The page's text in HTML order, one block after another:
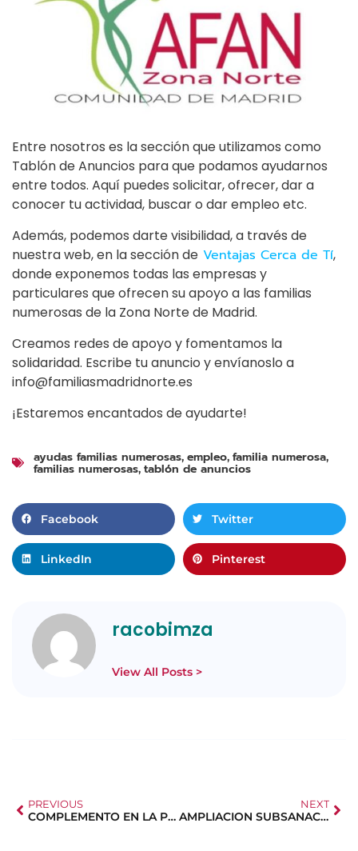
Entre nosotros es la sección que utilizamos como
Tablón de Anuncios para que podamos ayudarnos
entre todos. Aquí puedes solicitar, ofrecer, dar a
conocer tu actividad, buscar o dar empleo etc.
Además, podemos darte visibilidad, a través de
nuestra web, en la sección de Ventajas Cerca de Tí,
donde exponemos todas las empresas y
particulares que ofrecen su apoyo a las familias
numerosas de la Zona Norte de Madrid.
Creamos redes de apoyo y fomentamos la
solidaridad. Escribe tu anuncio y envíanoslo a
info@familiasmadridnorte.es
¡Estaremos encantados de ayudarte!
ayudas familias numerosas, empleo, familia numerosa,
familias numerosas, tablón de anuncios
Facebook Twitter
LinkedIn Pinterest
racobimza
View All Posts >
PREVIOUS
COMPLEMENTO EN LA PENSION PARA PADRES
NEXT
AMPLIACION SUBSANACION BECAS COMEDOR CAM